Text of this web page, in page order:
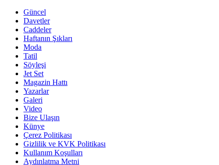
Güncel
Davetler
Caddeler
Haftanın Şıkları
Moda
Tatil
Söyleşi
Jet Set
Magazin Hattı
Yazarlar
Galeri
Video
Bize Ulaşın
Künye
Çerez Politikası
Gizlilik ve KVK Politikası
Kullanım Koşulları
Aydınlatma Metni